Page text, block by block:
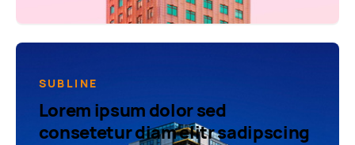
SUBLINE
Lorem ipsum dolor sed
consetetur diam elitr sadipscing